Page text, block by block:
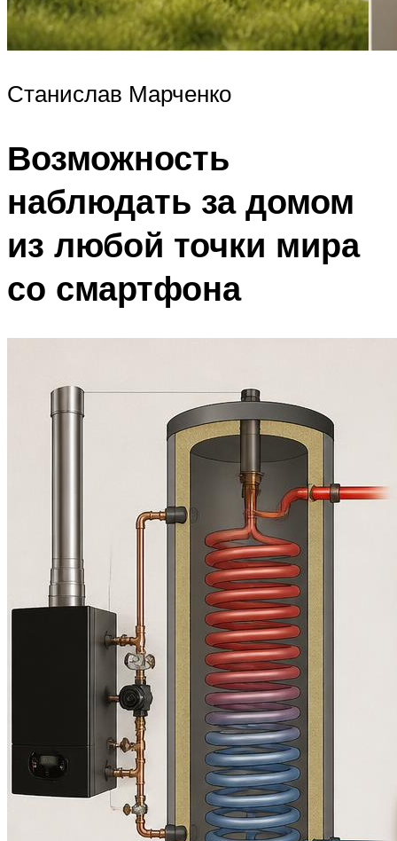
Станислав Марченко
Возможность
наблюдать за домом
из любой точки мира
со смартфона